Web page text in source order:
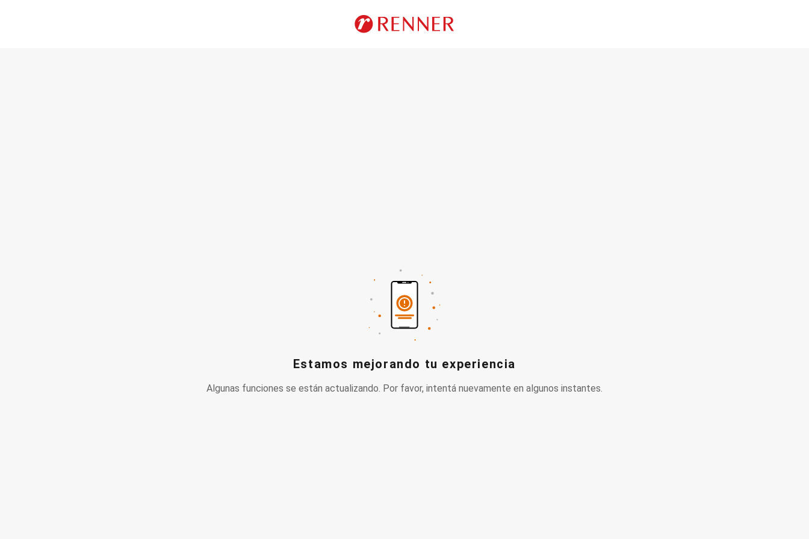
Estamos mejorando tu experiencia
Algunas funciones se están actualizando. Por favor, intentá nuevamente en algunos instantes.